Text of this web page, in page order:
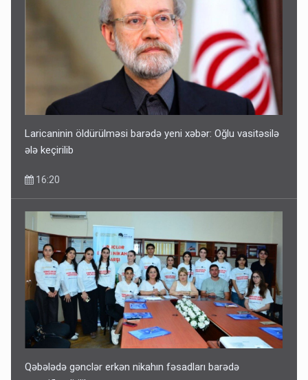
Laricaninin öldürülməsi barədə yeni xəbər: Oğlu vasitəsilə
ələ keçirilib
16:20
Qəbələdə gənclər erkən nikahın fəsadları barədə